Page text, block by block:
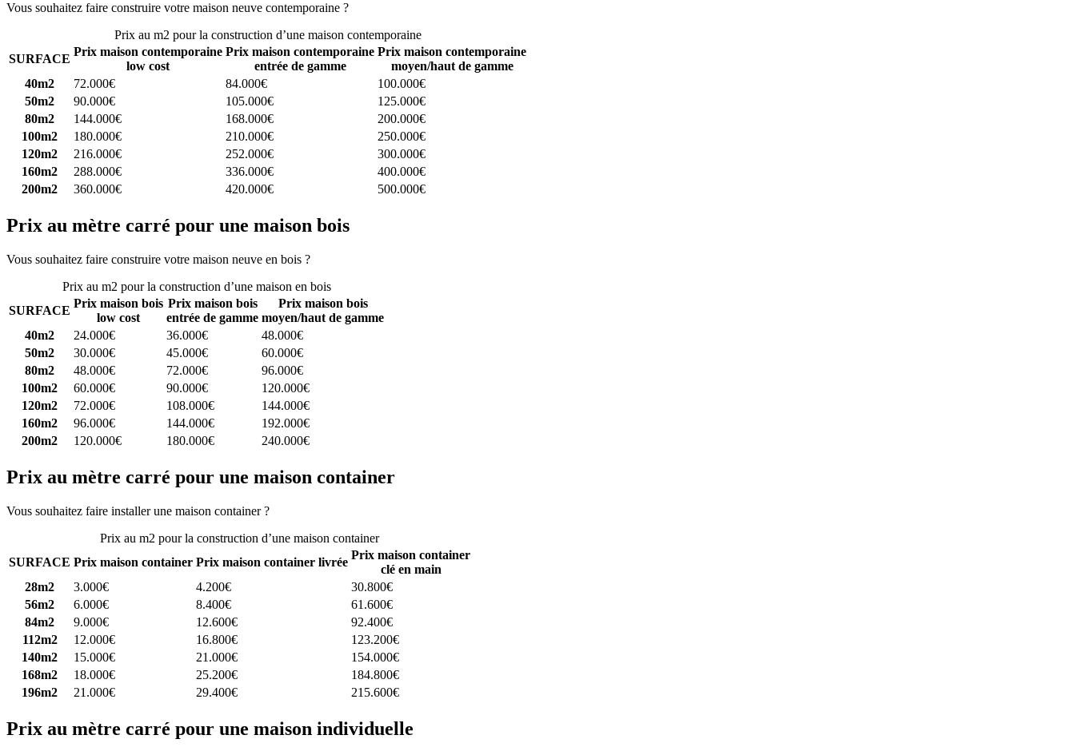
Vous souhaitez faire construire votre maison neuve contemporaine ?
Prix au m2 pour la construction d’une maison contemporaine
SURFACE
Prix maison contemporaine
low cost
Prix maison contemporaine
entrée de gamme
Prix maison contemporaine
moyen/haut de gamme
40m2
72.000€ 84.000€
100.000€
50m2
90.000€ 105.000€
125.000€
80m2
144.000€ 168.000€
200.000€
100m2
180.000€ 210.000€
250.000€
120m2
216.000€ 252.000€
300.000€
160m2
288.000€ 336.000€
400.000€
200m2
360.000€ 420.000€ 500.000€
Prix au mètre carré pour une maison bois
Vous souhaitez faire construire votre maison neuve en bois ?
Prix au m2 pour la construction d’une maison en bois
SURFACE
Prix maison bois
low cost
Prix maison bois
entrée de gamme
Prix maison bois
moyen/haut de gamme
40m2
24.000€ 36.000€
48.000€
50m2
30.000€ 45.000€
60.000€
80m2
48.000€ 72.000€
96.000€
100m2
60.000€ 90.000€
120.000€
120m2
72.000€ 108.000€
144.000€
160m2
96.000€ 144.000€
192.000€
200m2
120.000€ 180.000€ 240.000€
Prix au mètre carré pour une maison container
Vous souhaitez faire installer une maison container ?
Prix au m2 pour la construction d’une maison container
SURFACE Prix maison container Prix maison container livrée
Prix maison container
clé en main
28m2
3.000€ 4.200€
30.800€
56m2
6.000€ 8.400€
61.600€
84m2
9.000€ 12.600€
92.400€
112m2
12.000€ 16.800€
123.200€
140m2
15.000€ 21.000€
154.000€
168m2
18.000€ 25.200€
184.800€
196m2
21.000€ 29.400€ 215.600€
Prix au mètre carré pour une maison individuelle